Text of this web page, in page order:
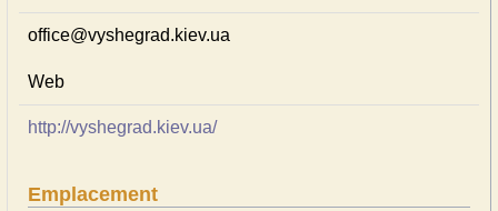
office@vyshegrad.kiev.ua
Web
http://vyshegrad.kiev.ua/
Emplacement